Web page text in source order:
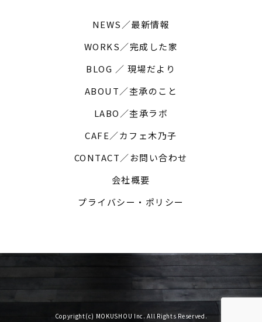
NEWS／最新情報
WORKS／完成した家
BLOG ／ 現場だより
ABOUT／杢承のこと
LABO／杢承ラボ
CAFE／カフェ木乃子
CONTACT／お問い合わせ
会社概要
プライバシー・ポリシー
Copyright(c) MOKUSHOU Inc. All Rights Reserved.